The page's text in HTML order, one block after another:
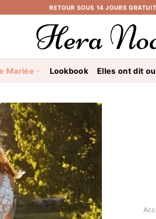
RETOUR SOUS 14 JOURS GRATUIT
Mariée Lookbook Elles ont dit